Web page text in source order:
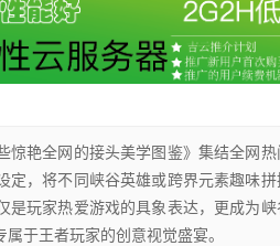
惊艳全网的接头美学图鉴》集结全网
，将不同峡谷英雄或跨界元素趣味
是玩家热爱游戏的具象表达，更成为
于王者玩家的创意视觉盛宴。